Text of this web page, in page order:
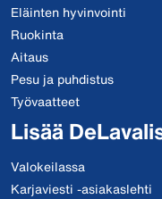
Eläinten hyvinvointi
Ruokinta
Aitaus
Pesu ja puhdistus
Työvaatteet
Lisää
Valokeilassa
Karjaviesti -asiakaslehti